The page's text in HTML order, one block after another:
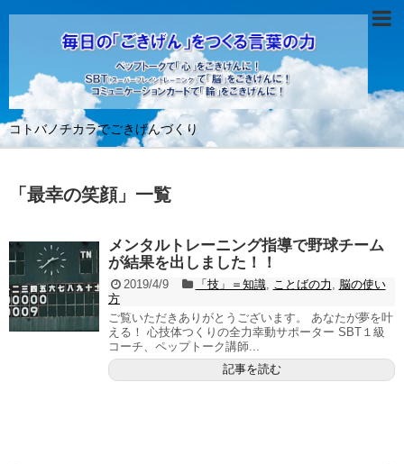
コトバノチカラでごきげんづくり
「 最幸の笑顔」 一覧
メンタルトレーニング指導で野球チーム
が結果を出しました！！
2019/4/9 「技」＝知識, ことばの力
脳の使い
方
ご覧いただきありがとうございます。 あなたが夢を叶
える！ 心技体つくりの全力幸動サポーター SBT１級
コーチ、ペップトーク講師...
記事を読む